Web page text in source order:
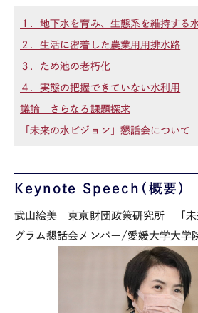
１．地下水を育み、生態系を維持する
２．生活に密着した農業用用排水路
３．ため池の老朽化
４．実態の把握できていない水利用
議論 さらなる課題探求
「未来の水ビジョン」懇話会について
Keynote Speech （概要）
武山絵美 東京財団政策研究所 「未
グラム懇話会メンバー/愛媛大学大学